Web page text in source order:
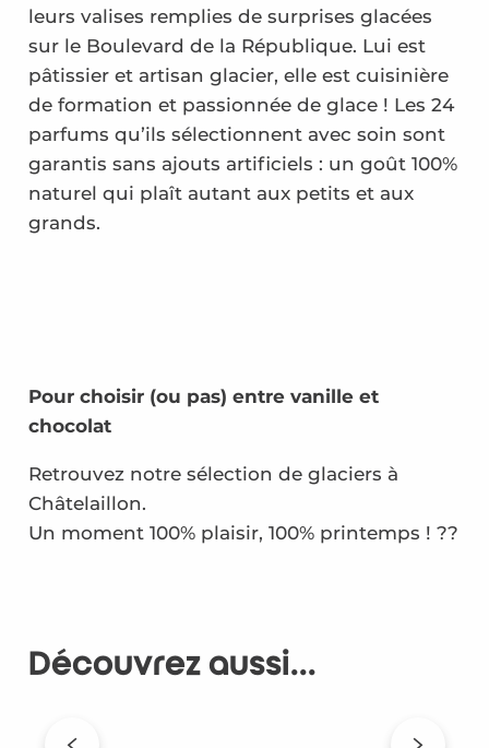
leurs valises remplies de surprises glacées
sur le Boulevard de la République. Lui est
pâtissier et artisan glacier, elle est cuisinière
de formation et passionnée de glace ! Les 24
parfums qu’ils sélectionnent avec soin sont
garantis sans ajouts artificiels : un goût 100%
naturel qui plaît autant aux petits et aux
grands.
Pour choisir (ou pas) entre vanille et
chocolat
Retrouvez notre sélection de glaciers à
Châtelaillon.
Un moment 100% plaisir, 100% printemps ! ??
Découvrez aussi...
moment inoubliable